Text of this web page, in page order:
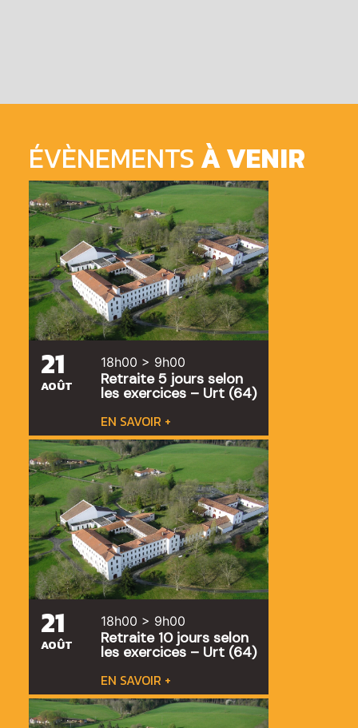
ÉVÈNEMENTS À VENIR
21
AOÛT
18h00 > 9h00
Retraite 5 jours selon
les exercices – Urt (64)
EN SAVOIR +
21
AOÛT
18h00 > 9h00
Retraite 10 jours selon
les exercices – Urt (64)
EN SAVOIR +